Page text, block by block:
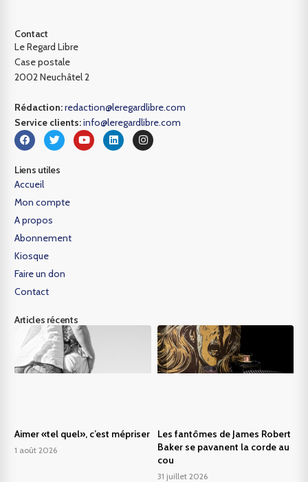
Contact
Le Regard Libre
Case postale
2002 Neuchâtel 2
Rédaction:redaction@leregardlibre.com
Service clients:info@leregardlibre.com
Liens utiles
Accueil
Mon compte
A propos
Abonnement
Kiosque
Faire un don
Contact
Articles récents
Aimer «tel quel», c’est mépriser
1 août 2026
Les fantômes de James Robert
Baker se pavanent la corde au
cou
31 juillet 2026